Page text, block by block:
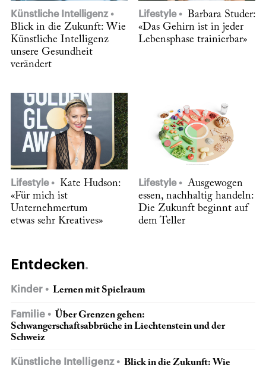
Künstliche Intelligenz
Blick in die Zukunft: Wie
Künstliche Intelligenz
unsere Gesundheit
verändert
Lifestyle
Barbara Studer:
«Das Gehirn ist in jeder
Lebensphase trainierbar»
Lifestyle
Kate Hudson:
«Für mich ist
Unternehmertum
etwas sehr Kreatives»
Lifestyle
Ausgewogen
essen, nachhaltig handeln:
Die Zukunft beginnt auf
dem Teller
Entdecken
Kinder Lernen mit Spielraum
Familie
Über Grenzen gehen:
Schwangerschaftsabbrüche in Liechtenstein und der
Schweiz
Künstliche Intelligenz
Blick in die Zukunft: Wie